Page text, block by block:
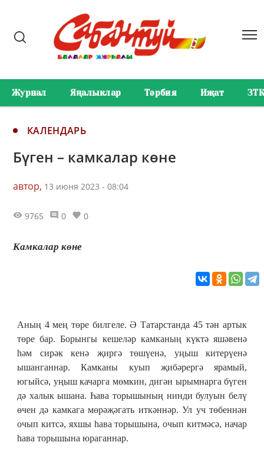
Журнал Яңалыклар Тәрбия Иҗат ЗТК
КАЛЕНДАРЬ
Бүген – камкалар көне
автор, 13 июня 2023 - 08:04
9765 0 0
Камкалар көне
Аның 4 мең төре билгеле. Ә Татарстанда 45 тән артык
төре бар. Борынгы кешеләр камканың күктә яшәвенә
һәм сирәк кенә җиргә төшүенә, уңыш китерүенә
ышанганнар. Камканы куып җибәрергә ярамый,
югыйсә, уңыш качарга мөмкин, дигән ырымнарга бүген
дә халык ышана. Һава торышының нинди булуын белү
өчен дә камкага мөрәҗәгать иткәннәр. Ул уч төбеннән
очып китсә, яхшы һава торышына, очып китмәсә, начар
һава торышына юраганнар.